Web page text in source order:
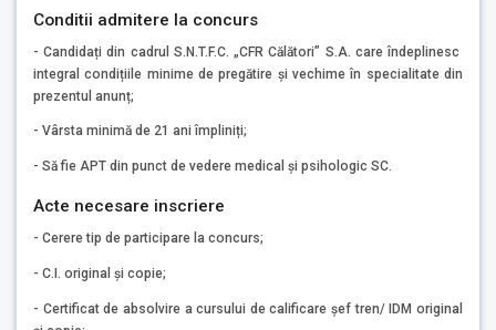
Conditii admitere la concurs
- Candidați din cadrul S.N.T.F.C. „CFR Călători” S.A. care îndeplinesc
integral condițiile minime de pregătire și vechime în specialitate din
prezentul anunț;
- Vârsta minimă de 21 ani împliniți;
- Să fie APT din punct de vedere medical și psihologic SC.
Acte necesare inscriere
- Cerere tip de participare la concurs;
- C.I. original și copie;
- Certificat de absolvire a cursului de calificare șef tren/ IDM original